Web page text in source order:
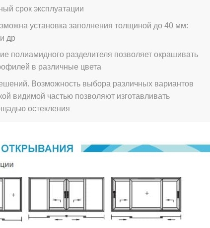
срок эксплуатации
установка заполнения толщиной до 40 мм:
др
полиамидного разделителя позволяет окрашивать
в различные цвета
Возможность выбора различных вариантов
видимой частью позволяют изготавливать
остекления